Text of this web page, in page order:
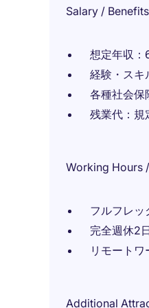
Salary / Benefits
想定年収
経験・スキ
各種社会保
残業代：規
Working Hours
フルフレッ
完全週休2
リモート
Additional